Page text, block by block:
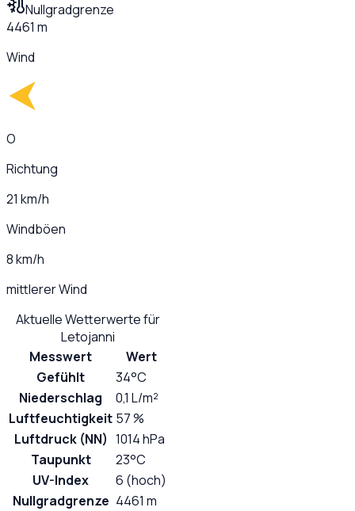
Nullgradgrenze
4461 m
Wind
O
Richtung
21 km/h
Windböen
8 km/h
mittlerer Wind
Aktuelle Wetterwerte für
Letojanni
Messwert
Wert
Gefühlt
34°C
Niederschlag
0,1 L/m²
Luftfeuchtigkeit 57 %
Luftdruck (NN) 1014 hPa
Taupunkt
23°C
UV-Index
6 (hoch)
Nullgradgrenze 4461 m